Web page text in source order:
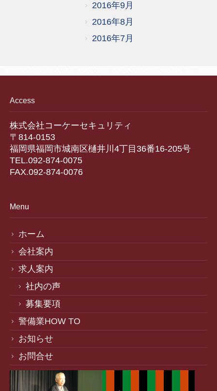
2016年9月
2016年8月
2016年7月
Access
株式会社コーケーセキュリティ
〒814-0153
福岡県福岡市城南区樋井川4丁目36番16-205号
TEL.092-874-0075
FAX.092-874-0076
Menu
ホーム
会社案内
求人案内
社内の声
募集要項
警備業HOW TO
お知らせ
お問合せ